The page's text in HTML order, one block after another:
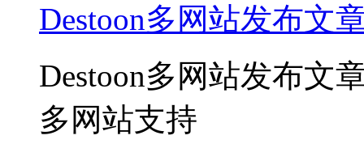
Destoon多网站发布文
Destoon多网站发布文
多网站支持